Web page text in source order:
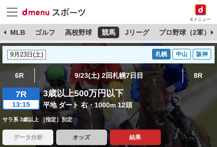
dメニュー
MLB ゴルフ 高校野球 競馬 Jリーグ プロ野球（2軍）
札幌 中山 阪神
6R 9/23(土) 2回札幌7日目 8R
7R
13:15
3歳以上500万円以下
平地 ダート 右・1000m 12頭
サラ系 3歳以上 ［指定］別定
データ分析 オッズ 結果